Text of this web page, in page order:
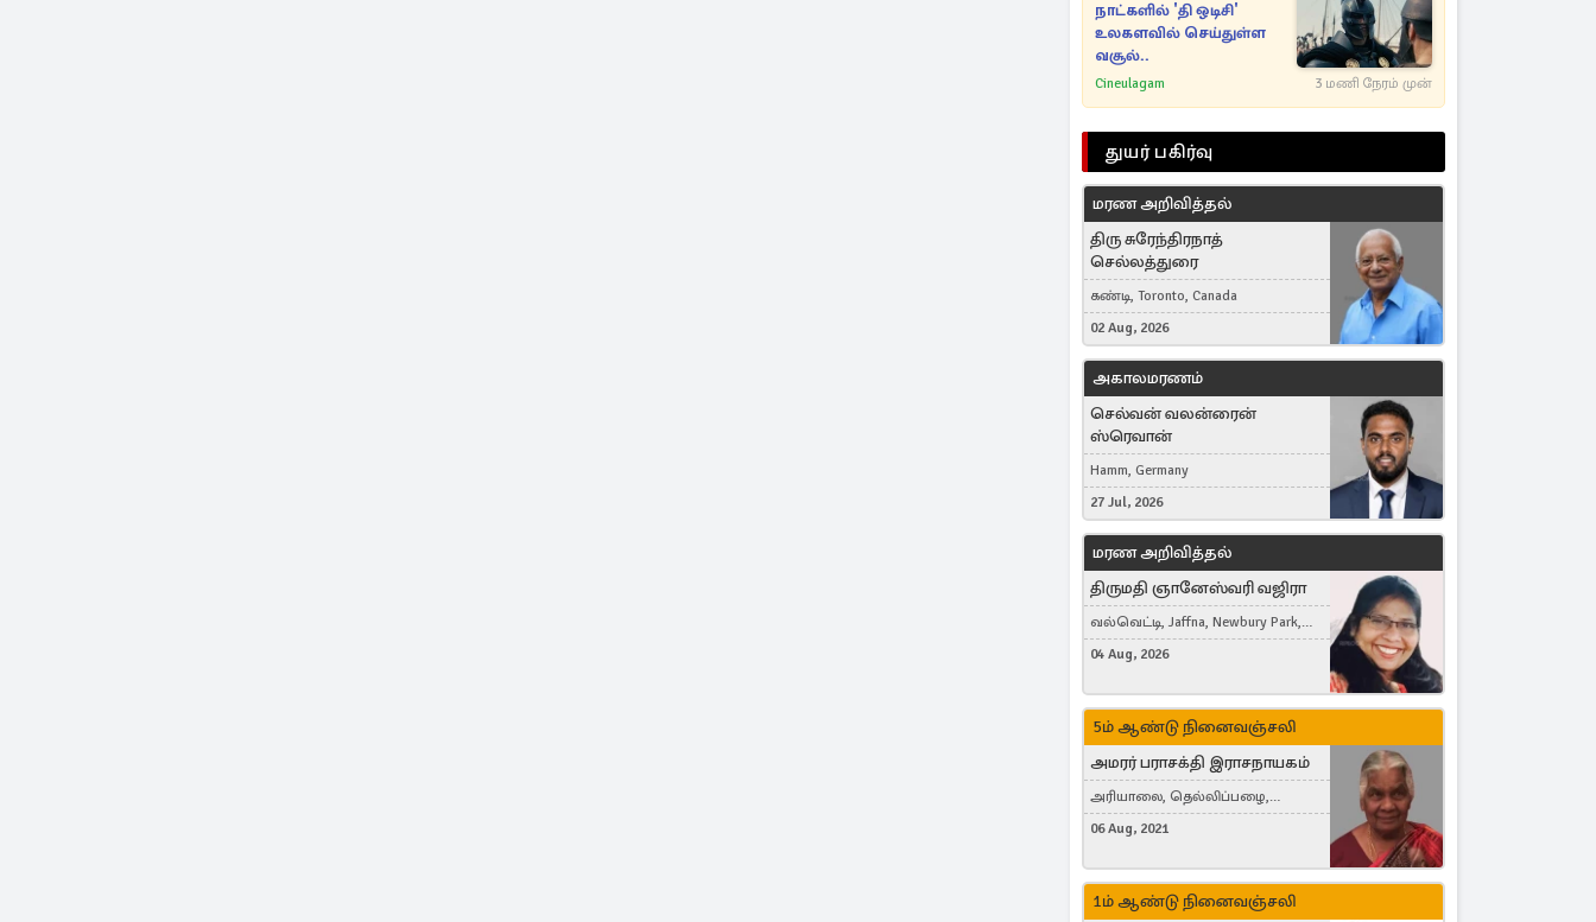
நாட்களில் 'தி ஒடிசி'
உலகளவில் செய்துள்ள
வசூல்..
Cineulagam 3 மணி நேரம் முன்
துயர் பகிர்வு
மரண அறிவித்தல்
திரு சுரேந்திரநாத்
செல்லத்துரை
கண்டி, Toronto, Canada
02 Aug, 2026
அகாலமரணம்
செல்வன் வலன்ரைன்
ஸ்ரெவான்
Hamm, Germany
27 Jul, 2026
மரண அறிவித்தல்
திருமதி ஞானேஸ்வரி வஜிரா
வல்வெட்டி, Jaffna, Newbury Park,
United Kingdom
04 Aug, 2026
5ம் ஆண்டு நினைவஞ்சலி
அமரர் பராசக்தி இராசநாயகம்
அரியாலை, தெல்லிப்பழை,
Montreal, Canada
06 Aug, 2021
1ம் ஆண்டு நினைவஞ்சலி